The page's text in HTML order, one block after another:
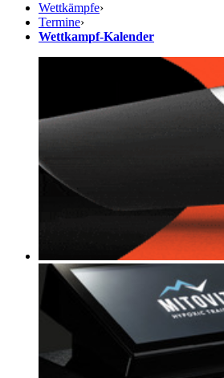
Wettkämpfe›
Termine›
Wettkampf-Kalender